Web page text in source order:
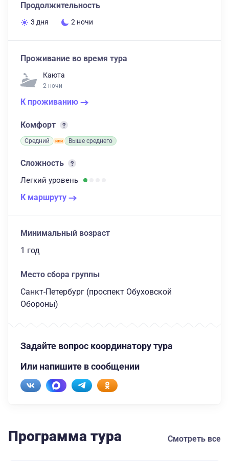
Продолжительность
3 дня 2 ночи
Проживание во время тура
Каюта
2 ночи
К проживанию
Комфорт
Средний Выше среднего
Сложность
Легкий уровень
К маршруту
Минимальный возраст
1 год
Место сбора группы
Санкт-Петербург (проспект Обуховской
Обороны)
Задайте вопрос координатору тура
Или напишите в сообщении
Программа тура Смотреть все